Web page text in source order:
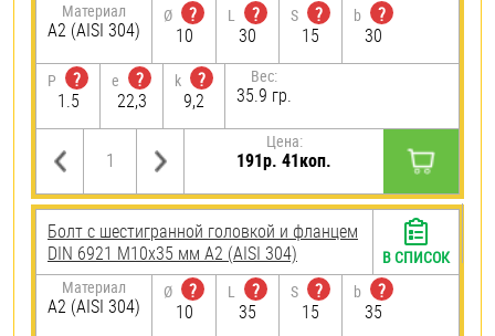
Материал
А2 (AISI 304)
Ø
?
10
L
?
30
S
?
15
b
?
30
P
?
1.5
e
?
22,3
k
?
9,2
Вес:
35.9 гр.
Цена:
191р. 41коп.
Болт с шестигранной головкой и фланцем
DIN 6921 М10х35 мм А2 (AISI 304)
Материал
А2 (AISI 304)
Ø
?
10
L
?
35
S
?
15
b
?
35
В СПИСОК